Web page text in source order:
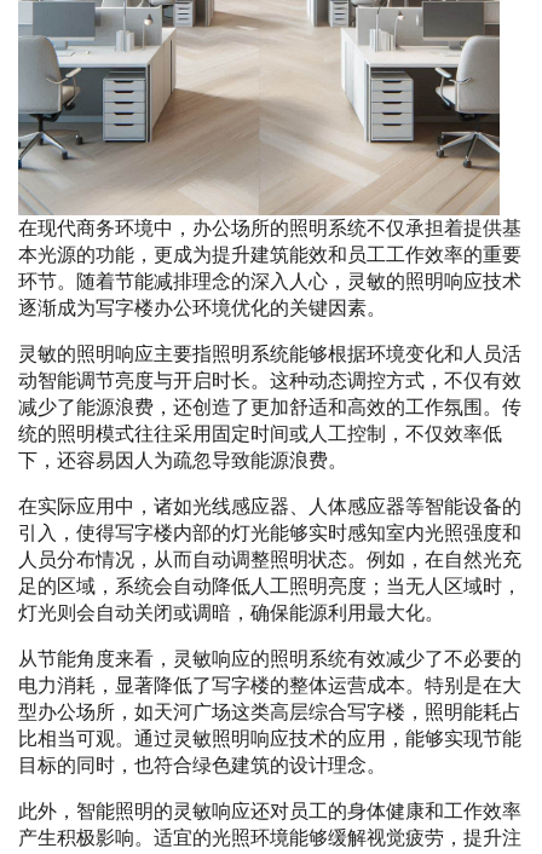
在现代商务环境中，办公场所的照明系统不仅承担着提供基
本光源的功能，更成为提升建筑能效和员工工作效率的重要
环节。随着节能减排理念的深入人心，灵敏的照明响应技术
逐渐成为写字楼办公环境优化的关键因素。
灵敏的照明响应主要指照明系统能够根据环境变化和人员活
动智能调节亮度与开启时长。这种动态调控方式，不仅有效
减少了能源浪费，还创造了更加舒适和高效的工作氛围。传
统的照明模式往往采用固定时间或人工控制，不仅效率低
下，还容易因人为疏忽导致能源浪费。
在实际应用中，诸如光线感应器、人体感应器等智能设备的
引入，使得写字楼内部的灯光能够实时感知室内光照强度和
人员分布情况，从而自动调整照明状态。例如，在自然光充
足的区域，系统会自动降低人工照明亮度；当无人区域时，
灯光则会自动关闭或调暗，确保能源利用最大化。
从节能角度来看，灵敏响应的照明系统有效减少了不必要的
电力消耗，显著降低了写字楼的整体运营成本。特别是在大
型办公场所，如天河广场这类高层综合写字楼，照明能耗占
比相当可观。通过灵敏照明响应技术的应用，能够实现节能
目标的同时，也符合绿色建筑的设计理念。
此外，智能照明的灵敏响应还对员工的身体健康和工作效率
产生积极影响。适宜的光照环境能够缓解视觉疲劳，提升注